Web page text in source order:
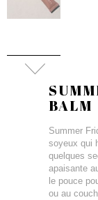
BALM
Summer
soyeux qui
quelques
apaisante
le pouce
ou au